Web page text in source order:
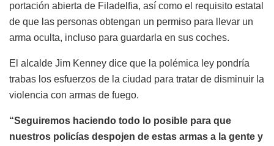
portación abierta de Filadelfia, así como el requisito estatal
de que las personas obtengan un permiso para llevar un
arma oculta, incluso para guardarla en sus coches.
El alcalde Jim Kenney dice que la polémica ley pondría
trabas los esfuerzos de la ciudad para tratar de disminuir la
violencia con armas de fuego.
“Seguiremos haciendo todo lo posible para que
nuestros policías despojen de estas armas a la gente y